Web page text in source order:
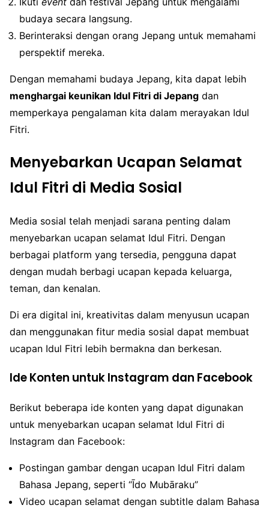
budaya secara langsung.
Berinteraksi dengan orang Jepang untuk memahami
perspektif mereka.
Dengan memahami budaya Jepang, kita dapat lebih
menghargai keunikan Idul Fitri di Jepang dan
memperkaya pengalaman kita dalam merayakan Idul
Fitri.
Menyebarkan Ucapan Selamat
Idul Fitri di Media Sosial
Media sosial telah menjadi sarana penting dalam
menyebarkan ucapan selamat Idul Fitri. Dengan
berbagai platform yang tersedia, pengguna dapat
dengan mudah berbagi ucapan kepada keluarga,
teman, dan kenalan.
Di era digital ini, kreativitas dalam menyusun ucapan
dan menggunakan fitur media sosial dapat membuat
ucapan Idul Fitri lebih bermakna dan berkesan.
Ide Konten untuk Instagram dan Facebook
Berikut beberapa ide konten yang dapat digunakan
untuk menyebarkan ucapan selamat Idul Fitri di
Instagram dan Facebook:
Postingan gambar dengan ucapan Idul Fitri dalam
Bahasa Jepang, seperti “Īdo Mubāraku”
Video ucapan selamat dengan subtitle dalam Bahasa